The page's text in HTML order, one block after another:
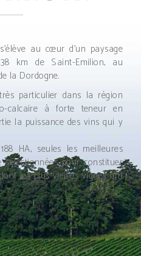
au cœur d’un paysage
km de Saint-Emilion, au
la Dordogne.
particulier dans la région
calcaire à forte teneur en
la puissance des vins qui y
HA, seules les meilleures
pour constituer
les plus vieilles vignes ont